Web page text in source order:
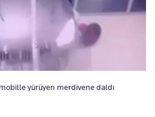
yürüyen merdivene daldı